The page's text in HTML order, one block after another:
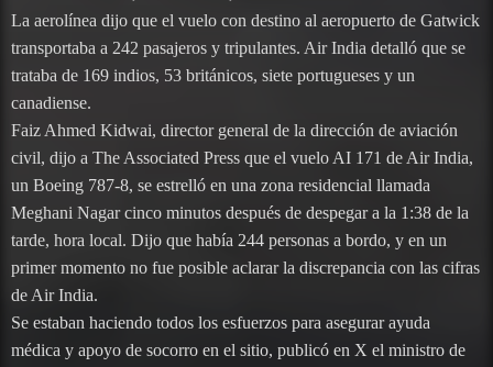
La aerolínea dijo que el vuelo con destino al aeropuerto de Gatwick
transportaba a 242 pasajeros y tripulantes. Air India detalló que se
trataba de 169 indios, 53 británicos, siete portugueses y un
canadiense.
Faiz Ahmed Kidwai, director general de la dirección de aviación
civil, dijo a The Associated Press que el vuelo AI 171 de Air India,
un Boeing 787-8, se estrelló en una zona residencial llamada
Meghani Nagar cinco minutos después de despegar a la 1:38 de la
tarde, hora local. Dijo que había 244 personas a bordo, y en un
primer momento no fue posible aclarar la discrepancia con las cifras
de Air India.
Se estaban haciendo todos los esfuerzos para asegurar ayuda
médica y apoyo de socorro en el sitio, publicó en X el ministro de